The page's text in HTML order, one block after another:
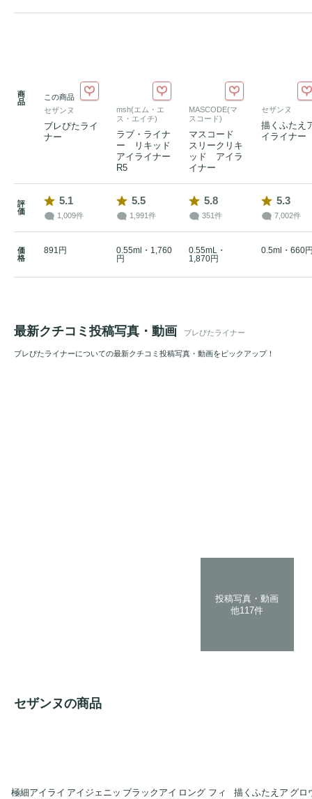
商
品
この商品
セザンヌ
ブレぴたライ
ナー
msh(エム・エ
ス・エイチ)
ラブ・ライナ
ー リキッド
アイライナー
R5
MASCODE(マ
スコード)
マスコード
スリークリキ
ッド アイラ
イナー
セザンヌ
描くふたえ
イライナー
評
価
5.1
1,009件
5.5
1,991件
5.8
351件
5.3
7,002件
価
格
891円
0.55ml・1,760
円
0.55mL・
1,870円
0.5ml・660
最新クチコミ投稿写真・動画 ブレぴたライナー
ブレぴたライナーについての最新クチコミ投稿写真・動画をピックアップ！
投稿写真・動画
他117件
セザンヌの商品
極細アイライ アイジェニッ ブラックアイ ロング フィ
描くふたえア グロ